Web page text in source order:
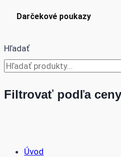
Darčekové poukazy
Hľadať
Filtrovať podľa ceny
Úvod